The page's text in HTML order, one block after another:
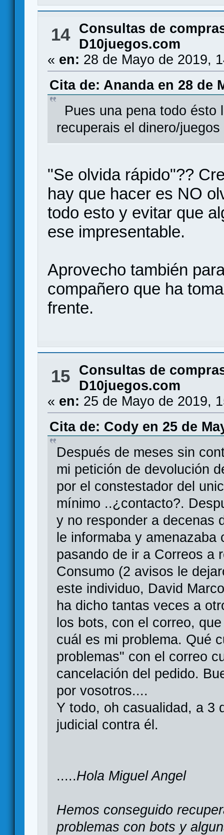
14
Consultas de
D10juegos.com
« en: 28 de Mayo de 2019,
Cita de: Ananda en 28 de
Pues una pena todo ésto
recuperais el dinero/
"Se olvida rápido"??
hay que hacer es NO
todo esto y evitar que
ese impresentable.
Aprovecho también
compañero que ha
frente.
15
Consultas de
D10juegos.com
« en: 25 de Mayo de 2019,
Cita de: Cody en 25 de
Después de meses sin
mi petición de devolución
por el constestador del
mínimo ..¿contacto?.
y no responder a decenas
le informaba y
pasando de ir a Correos a
Consumo (2 avisos le
este individuo, David
ha dicho tantas veces a
los bots, con el correo,
cuál es mi problema. Qué
problemas" con el correo
cancelación del pedido.
por vosotros....
Y todo, oh casualidad, a 3
judicial contra él.
.....Hola Miguel Angel
Hemos conseguido
problemas con bots y